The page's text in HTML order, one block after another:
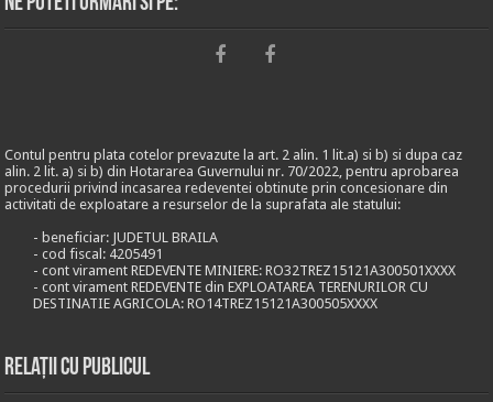
Contul pentru plata cotelor prevazute la art. 2 alin. 1 lit.a) si b) si dupa caz
alin. 2 lit. a) si b) din Hotararea Guvernului nr. 70/2022, pentru aprobarea
procedurii privind incasarea redeventei obtinute prin concesionare din
activitati de exploatare a resurselor de la suprafata ale statului:
- beneficiar: JUDETUL BRAILA
- cod fiscal: 4205491
- cont virament REDEVENTE MINIERE: RO32TREZ15121A300501XXXX
- cont virament REDEVENTE din EXPLOATAREA TERENURILOR CU
DESTINATIE AGRICOLA: RO14TREZ15121A300505XXXX
Relații cu publicul